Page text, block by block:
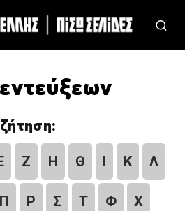
Ζ Η Θ Ι Κ Λ
Π Ρ Σ Τ Φ Χ